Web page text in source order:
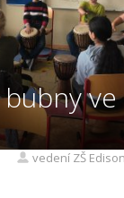
ve
vedení ZŠ